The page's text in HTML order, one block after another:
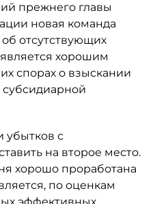
прежнего главы
новая команда
отсутствующих
является хорошим
спорах о взыскании
убытков с
на второе место.
хорошо проработана
по оценкам